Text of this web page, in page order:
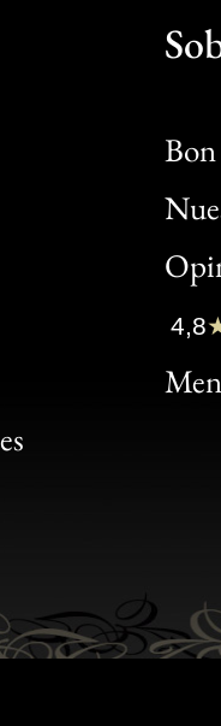
Bon
Clic
Bon
4,8